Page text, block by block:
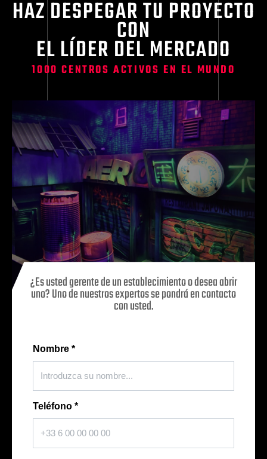
HAZ DESPEGAR TU PROYECTO
CON
EL LÍDER DEL MERCADO
1000 CENTROS ACTIVOS EN EL MUNDO
¿Es usted gerente de un establecimiento o desea abrir
uno? Uno de nuestros expertos se pondrá en contacto
con usted.
Nombre *
Teléfono *